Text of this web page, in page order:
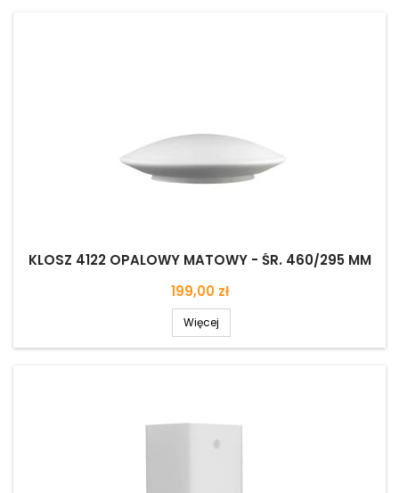
KLOSZ 4122 OPALOWY MATOWY - ŚR. 460/295 MM
Cena
199,00 zł
Więcej